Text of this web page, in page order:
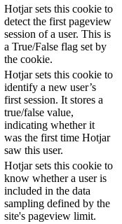
Hotjar sets this cookie to
detect the first pageview
session of a user. This is
a True/False flag set by
the cookie.
Hotjar sets this cookie to
identify a new user’s
first session. It stores a
true/false value,
indicating whether it
was the first time Hotjar
saw this user.
Hotjar sets this cookie to
know whether a user is
included in the data
sampling defined by the
site's pageview limit.